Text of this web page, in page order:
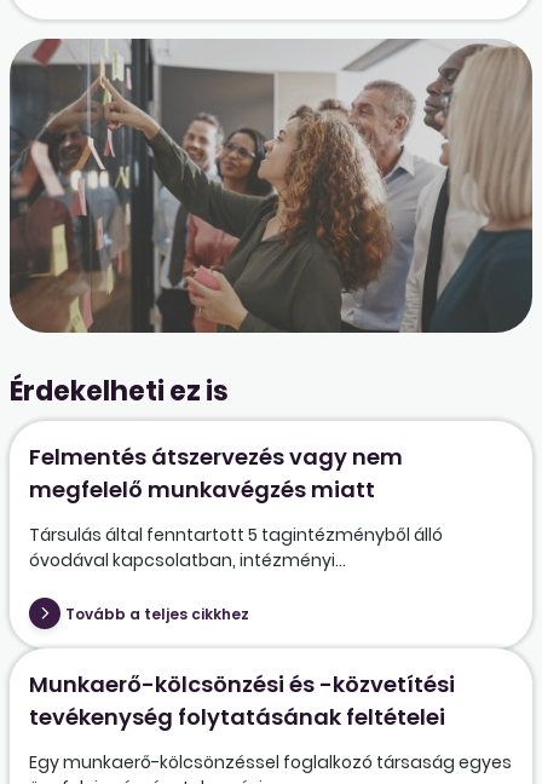
Érdekelheti ez is
Felmentés átszervezés vagy nem
megfelelő munkavégzés miatt
Társulás által fenntartott 5 tagintézményből álló
óvodával kapcsolatban, intézményi...
Tovább a teljes cikkhez
Munkaerő-kölcsönzési és -közvetítési
tevékenység folytatásának feltételei
Egy munkaerő-kölcsönzéssel foglalkozó társaság egyes